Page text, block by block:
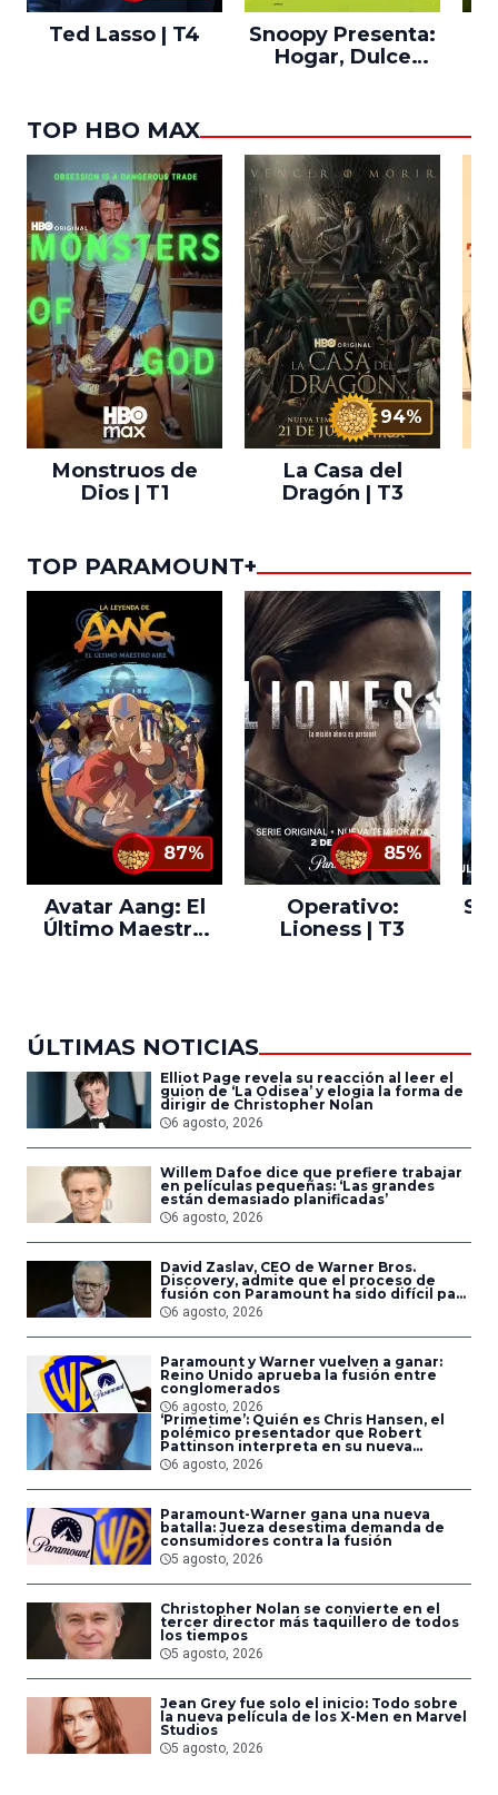
Ted Lasso | T4
Snoopy Presenta:
Hogar, Dulce
TOP HBO MAX
Monstruos de
Dios | T1
94%
La Casa del
Dragón | T3
TOP PARAMOUNT+
87%
Avatar Aang: El
Último Maestro
85%
Operativo:
Lioness | T3
ÚLTIMAS NOTICIAS
Elliot Page revela su reacción al leer el
guion de ‘La Odisea’ y elogia la forma de
dirigir de Christopher Nolan
6 agosto, 2026
Willem Dafoe dice que prefiere trabajar
en películas pequeñas: ‘Las grandes
están demasiado planificadas’
6 agosto, 2026
David Zaslav, CEO de Warner Bros.
Discovery, admite que el proceso de
fusión con Paramount ha sido difícil para
los empleados
6 agosto, 2026
Paramount y Warner vuelven a ganar:
Reino Unido aprueba la fusión entre
conglomerados
6 agosto, 2026
‘Primetime’: Quién es Chris Hansen, el
polémico presentador que Robert
Pattinson interpreta en su nueva
película
6 agosto, 2026
Paramount-Warner gana una nueva
batalla: Jueza desestima demanda de
consumidores contra la fusión
5 agosto, 2026
Christopher Nolan se convierte en el
tercer director más taquillero de todos
los tiempos
5 agosto, 2026
Jean Grey fue solo el inicio: Todo sobre
la nueva película de los X-Men en Marvel
Studios
5 agosto, 2026